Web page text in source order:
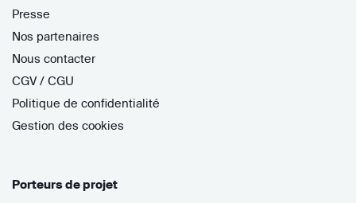
Presse
Nos partenaires
Nous contacter
CGV / CGU
Politique de confidentialité
Gestion des cookies
Porteurs de projet